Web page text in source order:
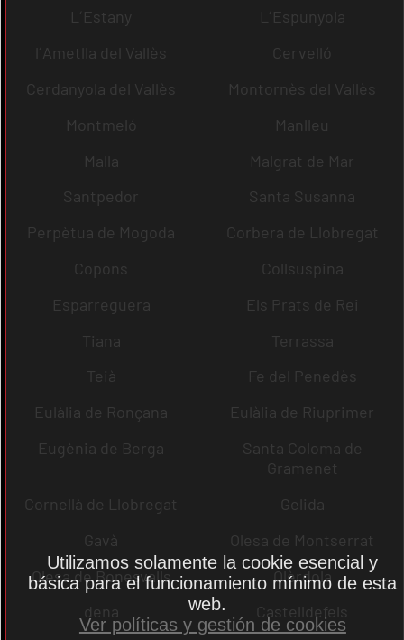
L´Estany
L´Espunyola
l´Ametlla del Vallès
Cervelló
Cerdanyola del Vallès
Montornès del Vallès
Montmeló
Manlleu
Malla
Malgrat de Mar
Santpedor
Santa Susanna
Perpètua de Mogoda
Corbera de Llobregat
Copons
Collsuspina
Esparreguera
Els Prats de Rei
Tiana
Terrassa
Teià
Fe del Penedès
Eulàlia de Ronçana
Eulàlia de Riuprimer
Eugènia de Berga
Santa Coloma de
Gramenet
Cornellà de Llobregat
Gelida
Gavà
Olesa de Montserrat
Olesa de Bonesvalls
Olèrdola
dena
Castelldefels
Utilizamos solamente la cookie esencial y
básica para el funcionamiento mínimo de esta
web.
Ver políticas y gestión de cookies